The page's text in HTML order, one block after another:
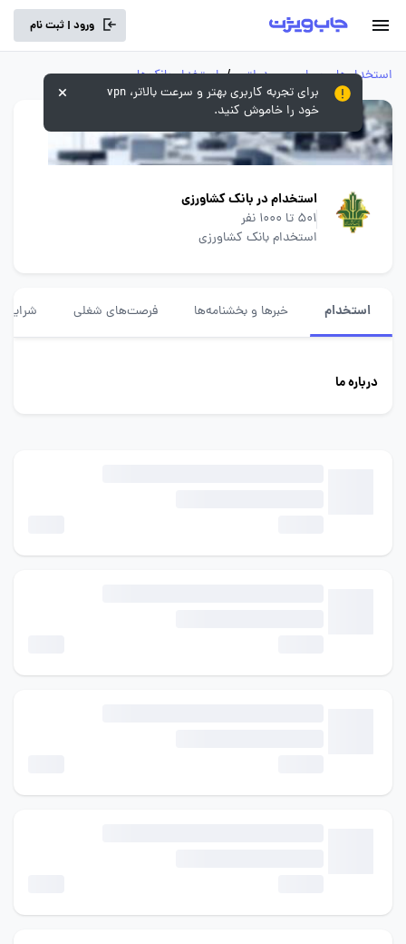
ورود | ثبت نام
استخدام‌های سراسری و دولتی / استخدام بانک‌ها
استخدام در بانک کشاورزی
501 تا 1000 نفر
استخدام بانک کشاورزی
استخدام خبرها و بخشنامه‌ها فرصت‌های شغلی شرایط
درباره ما
برای تجربه کاربری بهتر و سرعت بالاتر، vpn
خود را خاموش کنید.